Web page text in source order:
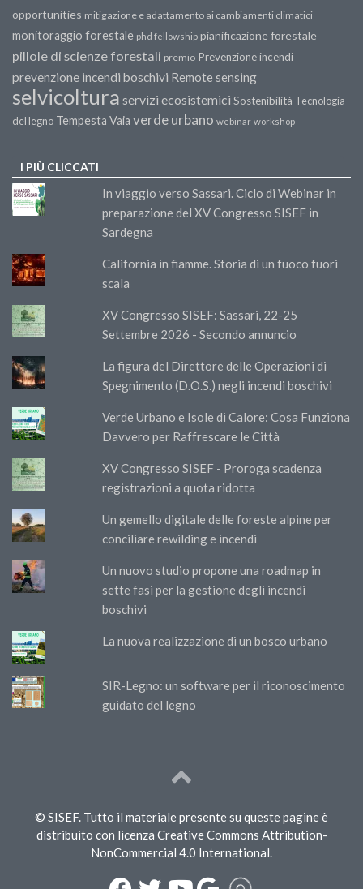
opportunities mitigazione e adattamento ai cambiamenti climatici
monitoraggio forestale phd fellowship pianificazione forestale
pillole di scienze forestali premio Prevenzione incendi
prevenzione incendi boschivi Remote sensing
selvicoltura servizi ecosistemici Sostenibilità Tecnologia
del legno Tempesta Vaia verde urbano webinar workshop
I PIÙ CLICCATI
In viaggio verso Sassari. Ciclo di Webinar in
preparazione del XV Congresso SISEF in
Sardegna
California in fiamme. Storia di un fuoco fuori
scala
XV Congresso SISEF: Sassari, 22-25
Settembre 2026 - Secondo annuncio
La figura del Direttore delle Operazioni di
Spegnimento (D.O.S.) negli incendi boschivi
Verde Urbano e Isole di Calore: Cosa Funziona
Davvero per Raffrescare le Città
XV Congresso SISEF - Proroga scadenza
registrazioni a quota ridotta
Un gemello digitale delle foreste alpine per
conciliare rewilding e incendi
Un nuovo studio propone una roadmap in
sette fasi per la gestione degli incendi
boschivi
La nuova realizzazione di un bosco urbano
SIR-Legno: un software per il riconoscimento
guidato del legno
© SISEF. Tutto il materiale presente su queste pagine è
distribuito con licenza Creative Commons Attribution-
NonCommercial 4.0 International.